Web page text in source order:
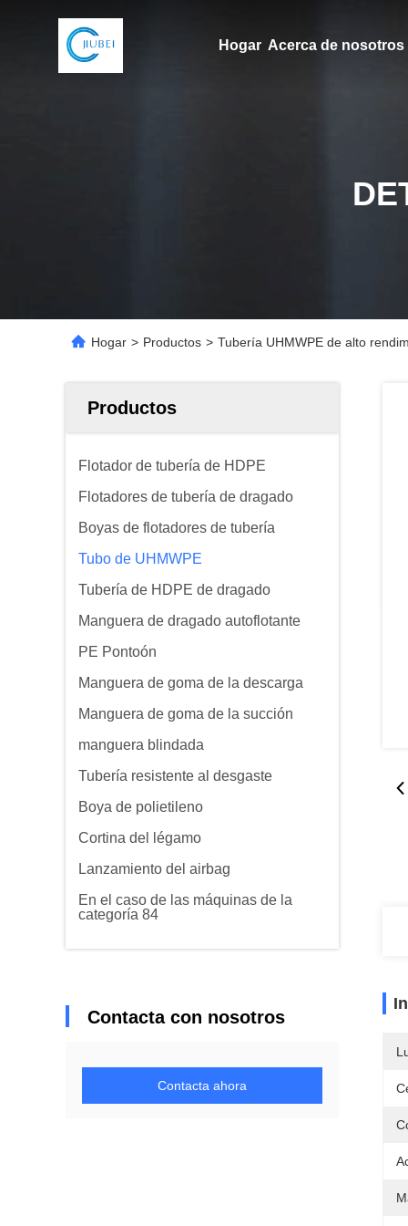
Hogar Acerca de nosotros
Hogar > Productos > Tubería UHMWPE de alto
Productos
Flotador de tubería de HDPE
Flotadores de tubería de dragado
Boyas de flotadores de tubería
Tubo de UHMWPE
Tubería de HDPE de dragado
Manguera de dragado autoflotante
PE Pontoón
Manguera de goma de la descarga
Manguera de goma de la succión
manguera blindada
Tubería resistente al desgaste
Boya de polietileno
Cortina del légamo
Lanzamiento del airbag
En el caso de las máquinas de la
categoría 84
Contacta con nosotros
Contacta ahora